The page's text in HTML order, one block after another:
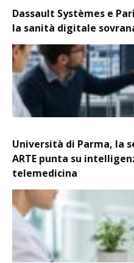
Dassault Systèmes e
la sanità digitale
Università di Parma, la
ARTE punta su
telemedicina